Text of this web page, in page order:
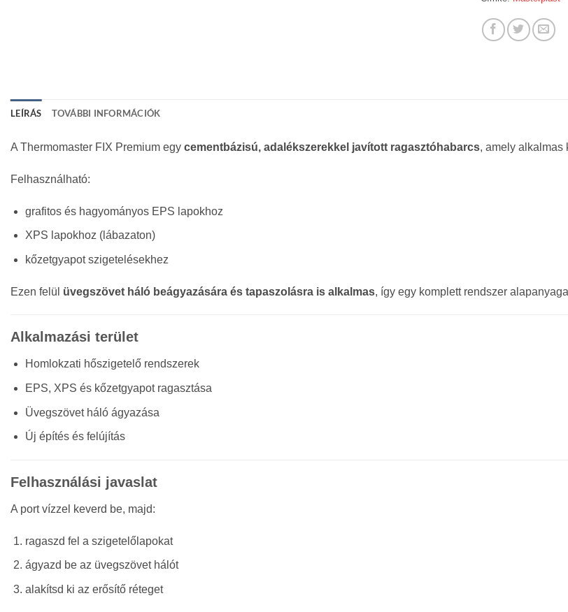
LEÍRÁS TOVÁBBI INFORMÁCIÓK
A Thermomaster FIX Premium egy cementbázisú, adalékszerekkel javított ragasztóhabarcs, amely alkalmas
Felhasználható:
grafitos és hagyományos EPS lapokhoz
XPS lapokhoz (lábazaton)
kőzetgyapot szigetelésekhez
Ezen felül üvegszövet háló beágyazására és tapaszolásra is alkalmas, így egy komplett rendszer
Alkalmazási terület
Homlokzati hőszigetelő rendszerek
EPS, XPS és kőzetgyapot ragasztása
Üvegszövet háló ágyazása
Új építés és felújítás
Felhasználási javaslat
A port vízzel keverd be, majd:
ragaszd fel a szigetelőlapokat
ágyazd be az üvegszövet hálót
alakítsd ki az erősítő réteget